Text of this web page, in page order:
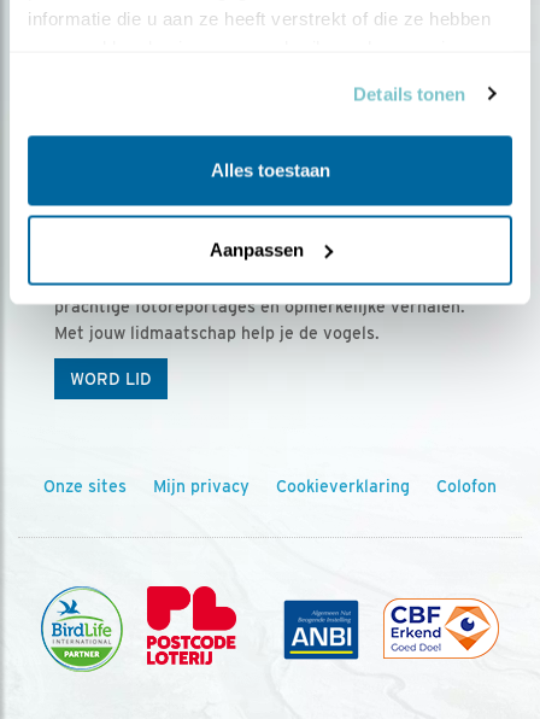
informatie die u aan ze heeft verstrekt of die ze hebben
Details tonen
Alles toestaan
Aanpassen
Ontvang 5 x Vogels voor € 36,00 per jaar
Vogels is het tijdschrift voor onze leden, met
prachtige fotoreportages en opmerkelijke verhalen.
Met jouw lidmaatschap help je de vogels.
WORD LID
Onze sites Mijn privacy Cookieverklaring Colofon